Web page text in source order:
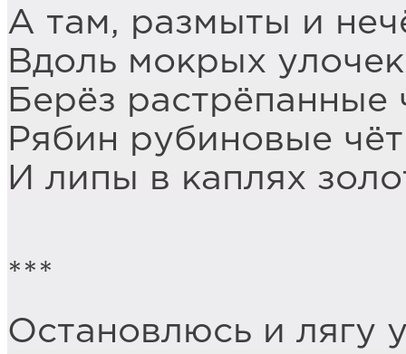
А там, размыты и
Вдоль мокрых
Берёз растрёпанные
Рябин рубиновые
И липы в каплях
***
Остановлюсь и лягу